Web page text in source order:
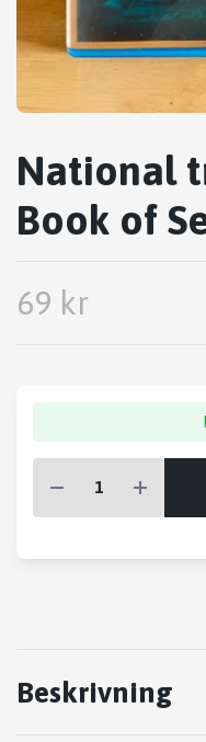
National
Book of
69 kr
Beskrivning